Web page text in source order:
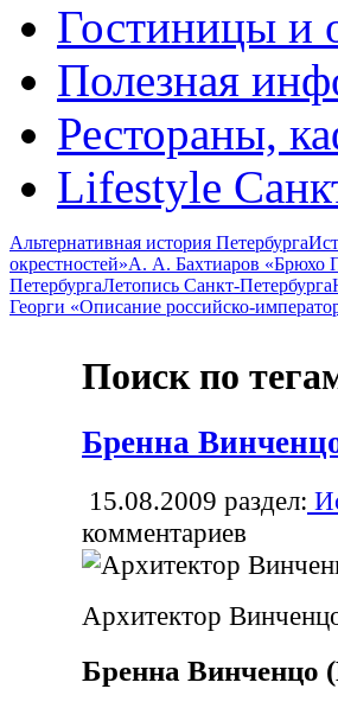
Гостиницы и
Полезная
Рестораны,
Lifestyle
Альтернативная история Петербурга
окрестностей»А. А. Бахтиаров «Брюхо
ПетербургаЛетопись Санкт-Петербурга
Георги «Описание российско-
Поиск по
Бренна
15.08.2009 раздел:
комментариев
Архитектор
Бренна Винченцо